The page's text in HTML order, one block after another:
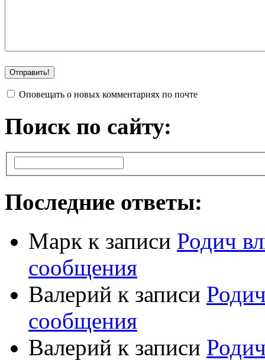
Оповещать о новых комментариях по почте
Поиск по сайту:
Последние ответы:
Марк к записи Родич
сообщения
Валерий к записи
сообщения
Валерий к записи